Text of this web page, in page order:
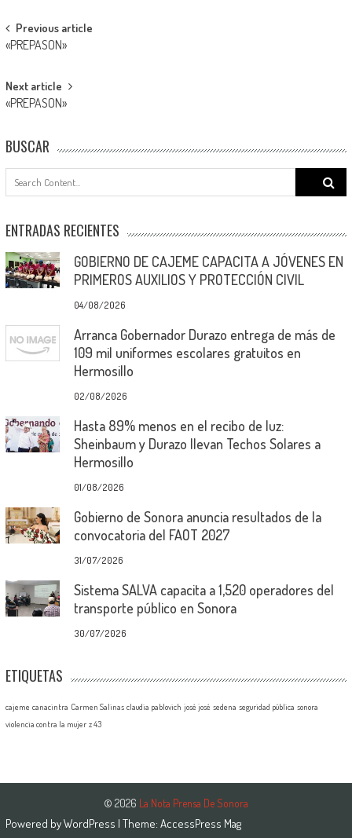
Post
navigation
Previous article
«PREPASON»
Next article
«PREPASON»
BUSCAR
Search
for:
ENTRADAS RECIENTES
GOBIERNO DE CAJEME CAPACITA A JÓVENES EN
PRIMEROS AUXILIOS Y PROTECCIÓN CIVIL
04/08/2026
Arranca Gobernador Durazo entrega de más de
109 mil uniformes escolares gratuitos en
Hermosillo
02/08/2026
Hasta 89% menos en el recibo de luz:
Sheinbaum y Durazo llevan Techos Solares a
Hermosillo
01/08/2026
Gobierno de Sonora anuncia resultados de la
convocatoria del FAOT 2027
31/07/2026
Sistema SALVA capacita a 1,520 operadores del
transporte público en Sonora
30/07/2026
ETIQUETAS
cajeme canacintra Carmen Salinas claudia pablovich josé josé sedena seguridad pública sonora
violencia contra la mujer z 43
© 2026 La Nota Prensa De Sonora
Powered byWordPress | Theme: AccessPress Mag